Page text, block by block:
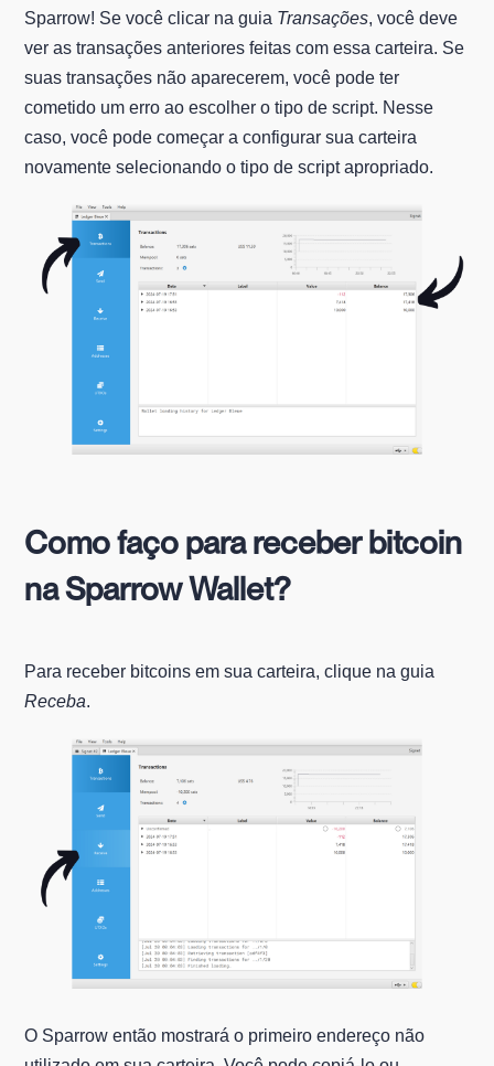
Sparrow! Se você clicar na guia Transações, você deve
ver as transações anteriores feitas com essa carteira. Se
suas transações não aparecerem, você pode ter
cometido um erro ao escolher o tipo de script. Nesse
caso, você pode começar a configurar sua carteira
novamente selecionando o tipo de script apropriado.
Como faço para receber bitcoin
na Sparrow Wallet?
Para receber bitcoins em sua carteira, clique na guia
Receba.
O Sparrow então mostrará o primeiro endereço não